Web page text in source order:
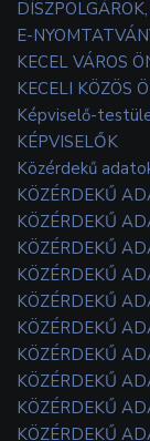
E-
KECEL VÁROS
KECELI KÖZÖS
Képviselő-
KÉPVISELŐK
Közérdekű
KÖZÉRDEKŰ
KÖZÉRDEKŰ
KÖZÉRDEKŰ
KÖZÉRDEKŰ
KÖZÉRDEKŰ
KÖZÉRDEKŰ
KÖZÉRDEKŰ
KÖZÉRDEKŰ
KÖZÉRDEKŰ
KÖZÉRDEKŰ